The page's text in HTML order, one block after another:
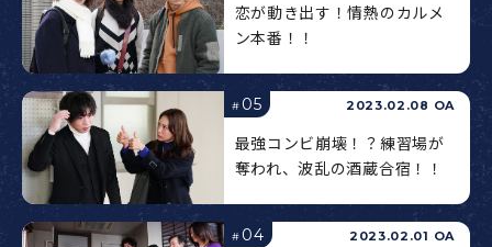
恋が動き出す！情熱のカルメ
ン本番！！
# 05 2023.02.08 OA
最強コンビ崩壊！？練習場が
奪われ、波乱の酒蔵合宿！！
# 04 2023.02.01 OA